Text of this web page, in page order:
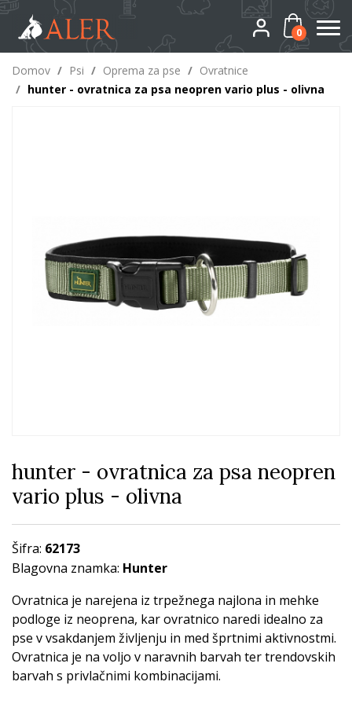
0
Domov / Psi / Oprema za pse / Ovratnice
/ hunter - ovratnica za psa neopren vario plus - olivna
hunter - ovratnica za psa neopren
vario plus - olivna
Šifra: 62173
Blagovna znamka: Hunter
Ovratnica je narejena iz trpežnega najlona in mehke
podloge iz neoprena, kar ovratnico naredi idealno za
pse v vsakdanjem življenju in med šprtnimi aktivnostmi.
Ovratnica je na voljo v naravnih barvah ter trendovskih
barvah s privlačnimi kombinacijami.